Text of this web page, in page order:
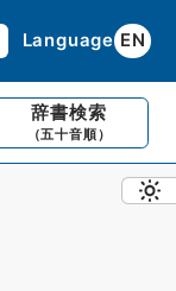
Language EN
辞書検索
（五十音順）